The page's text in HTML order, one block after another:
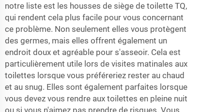
notre liste est les housses de siège de toilette TQ,
qui rendent cela plus facile pour vous concernant
ce problème. Non seulement elles vous protègent
des germes, mais elles offrent également un
endroit doux et agréable pour s'asseoir. Cela est
particulièrement utile lors de visites matinales aux
toilettes lorsque vous préféreriez rester au chaud
et au snug. Elles sont également parfaites lorsque
vous devez vous rendre aux toilettes en pleine nuit
ou si vous n'aimez pas prendre de risques. Vous